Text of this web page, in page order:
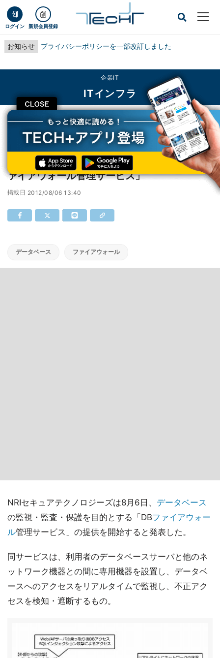
ログイン 新規会員登録
お知らせ プライバシーポリシーを一部改訂しました
CLOSE
企業IT
ITインフラ
TECH+ 企業IT
ITインフラ
NRIセキュア、24時間体制で監視する「DBファイアウォール管理サービス」
NRIセキュア、24時間体制で監視する「DBフ
ァイアウォール管理サービス」
掲載日 2012/08/06 13:40
データベース ファイアウォール
NRIセキュアテクノロジーズは8月6日、 データベース
の監視・監査・保護を目的とする「DBファイアウォー
ル管理サービス」の提供を開始すると発表した。
同サービスは、利用者のデータベースサーバと他のネ
ットワーク機器との間に専用機器を設置し、データベ
ースへのアクセスをリアルタイムで監視し、不正アク
セスを検知・遮断するもの。